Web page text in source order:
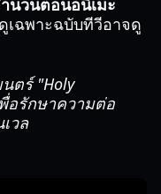
นวนตอนอนิเมะ
ฉพาะฉบับทีวีอาจดู
ตร์ "Holy
อรักษาความต่อ
วล